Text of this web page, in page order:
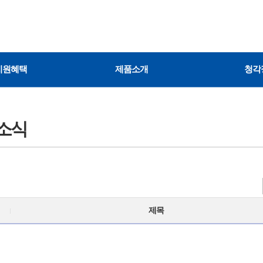
원혜택 제품소개 청각
식
제목